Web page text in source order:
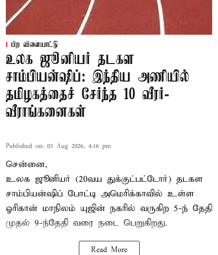
பிற விளையாட்டு
உலக ஜூனியர் தடகள
சாம்பியன்ஷிப்: இந்திய அணியில்
தமிழகத்தைச் சேர்ந்த 10 வீரர்-
வீராங்கனைகள்
Published on: 03 Aug 2026, 4:16 pm
சென்னை,
உலக ஜூனியர் (20வய துக்குட்பட்டோர்) தடகள
சாம்பியன்ஷிப் போட்டி அமெரிக்காவில் உள்ள
ஓரிகான் மாநிலம் யுஜின் நகரில் வருகிற 5-ந் தேதி
முதல் 9-ந்தேதி வரை நடை பெறுகிறது.
Read More